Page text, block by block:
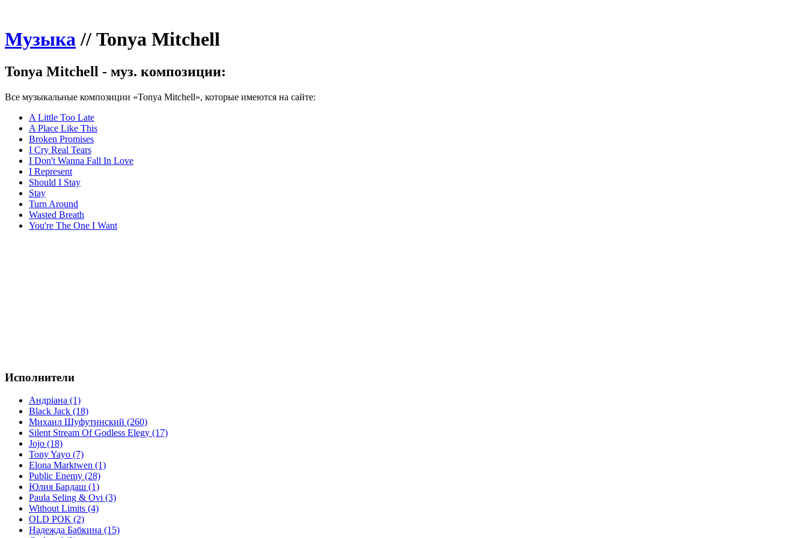
Музыка// Tonya Mitchell
Tonya Mitchell - муз. композиции:
Все музыкальные композиции «Tonya Mitchell», которые имеются на сайте:
A Little Too Late
A Place Like This
Broken Promises
I Cry Real Tears
I Don't Wanna Fall In Love
I Represent
Should I Stay
Stay
Turn Around
Wasted Breath
You're The One I Want
Исполнители
Андріана (1)
Black Jack (18)
Михаил Шуфутинский (260)
Silent Stream Of Godless Elegy (17)
Jojo (18)
Tony Yayo (7)
Elona Marktwen (1)
Public Enemy (28)
Юлия Бардаш (1)
Paula Seling & Ovi (3)
Without Limits (4)
OLD РОК (2)
Надежда Бабкина (15)